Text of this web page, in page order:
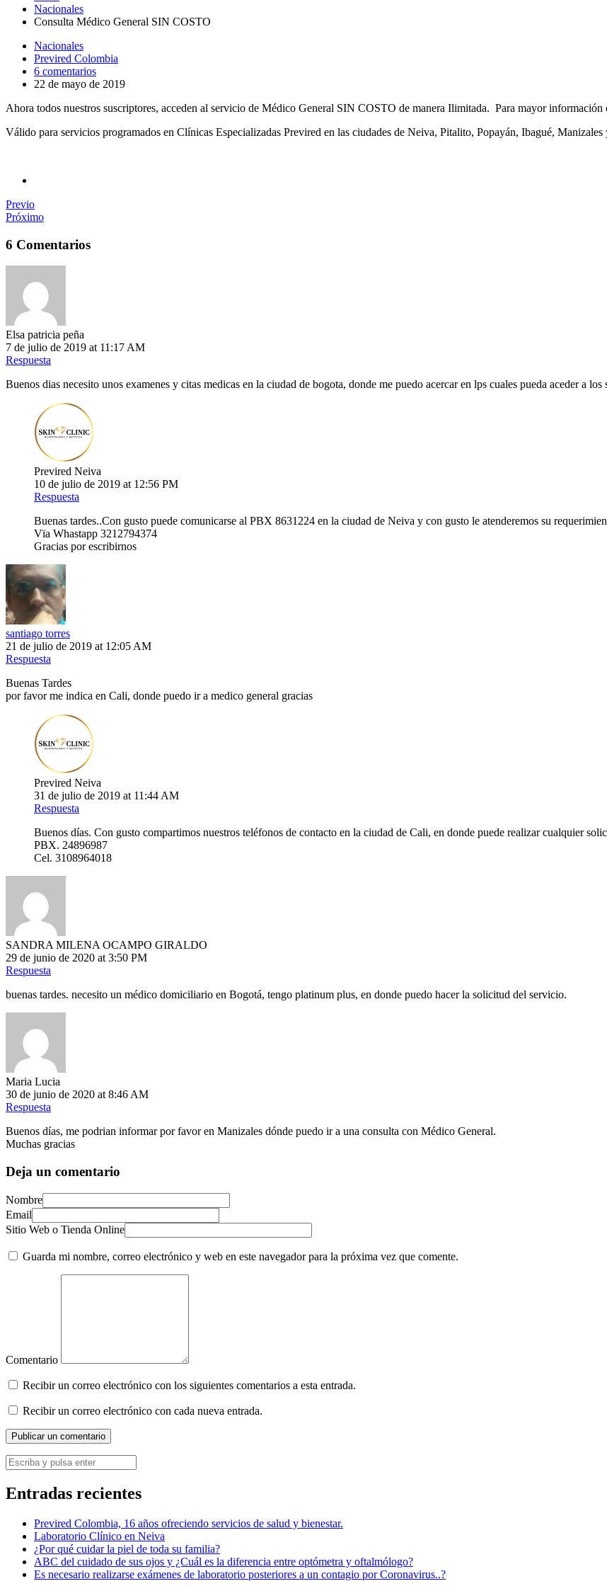
Nacionales
Consulta Médico General SIN COSTO
Nacionales
Previred Colombia
6 comentarios
22 de mayo de 2019
Ahora todos nuestros suscriptores, acceden al servicio de Médico General SIN COSTO de manera Ilimitada. Para mayor información
Válido para servicios programados en Clínicas Especializadas Previred en las ciudades de Neiva, Pitalito, Popayán, Ibagué,
Previo
Próximo
6 Comentarios
Elsa patricia peña
7 de julio de 2019 at 11:17 AM
Respuesta
Buenos dias necesito unos examenes y citas medicas en la ciudad de bogota, donde me puedo acercar en lps cuales pueda aceder a
Previred Neiva
10 de julio de 2019 at 12:56 PM
Respuesta
Buenas tardes..Con gusto puede comunicarse al PBX 8631224 en la ciudad de Neiva y con gusto le atenderemos su
Vïa Whastapp 3212794374
Gracias por escribirnos
santiago torres
21 de julio de 2019 at 12:05 AM
Respuesta
Buenas Tardes
por favor me indica en Cali, donde puedo ir a medico general gracias
Previred Neiva
31 de julio de 2019 at 11:44 AM
Respuesta
Buenos días. Con gusto compartimos nuestros teléfonos de contacto en la ciudad de Cali, en donde puede realizar cualquier
PBX. 24896987
Cel. 3108964018
SANDRA MILENA OCAMPO GIRALDO
29 de junio de 2020 at 3:50 PM
Respuesta
buenas tardes. necesito un médico domiciliario en Bogotá, tengo platinum plus, en donde puedo hacer la solicitud del servicio.
Maria Lucia
30 de junio de 2020 at 8:46 AM
Respuesta
Buenos días, me podrian informar por favor en Manizales dónde puedo ir a una consulta con Médico General.
Muchas gracias
Deja un comentario
Nombre
Email
Sitio Web o Tienda Online
Guarda mi nombre, correo electrónico y web en este navegador para la próxima vez que comente.
Comentario
Recibir un correo electrónico con los siguientes comentarios a esta entrada.
Recibir un correo electrónico con cada nueva entrada.
Entradas recientes
Previred Colombia, 16 años ofreciendo servicios de salud y bienestar.
Laboratorio Clínico en Neiva
¿Por qué cuidar la piel de toda su familia?
ABC del cuidado de sus ojos y ¿Cuál es la diferencia entre optómetra y oftalmólogo?
Es necesario realizarse exámenes de laboratorio posteriores a un contagio por Coronavirus..?